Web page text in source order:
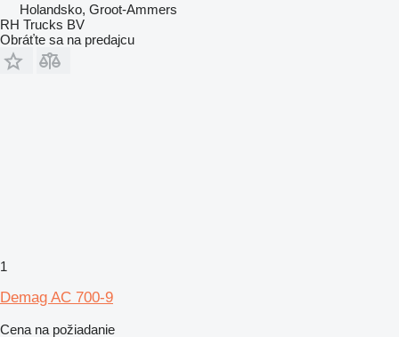
Holandsko, Groot-Ammers
RH Trucks BV
Obráťte sa na predajcu
1
Demag AC 700-9
Cena na požiadanie